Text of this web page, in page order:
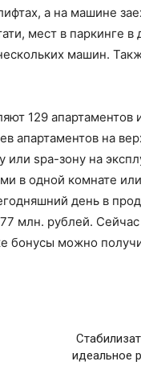
а на машине
мест в паркинге в
машин.
129 апартаментов
апартаментов на
spa-зону на
в одной комнате
день в
млн. рублей.
бонусы можно
идеальное